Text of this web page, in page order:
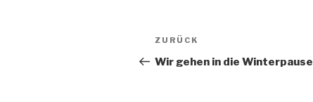
Beitragsnavigation
Vorheriger
Beitrag
ZURÜCK
Wir gehen in die Winterpause